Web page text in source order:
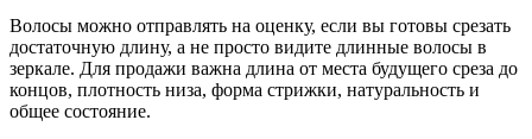
Волосы можно отправлять на оценку, если вы готовы срезать
достаточную длину, а не просто видите длинные волосы в
зеркале. Для продажи важна длина от места будущего среза до
концов, плотность низа, форма стрижки, натуральность и
общее состояние.